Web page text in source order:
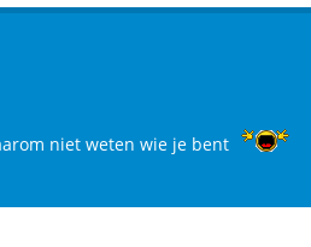
niet weten wie je bent